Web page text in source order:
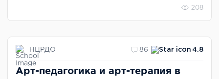
208
НЦРДО 86 4.8
Арт-педагогика и арт-терапия в